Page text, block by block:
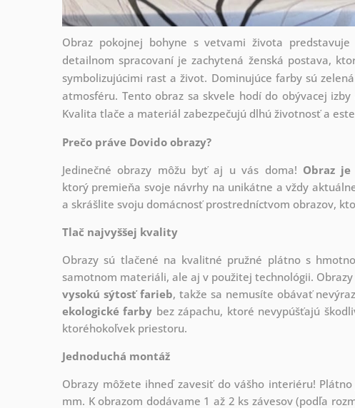
Obraz pokojnej bohyne s vetvami života
detailnom spracovaní je zachytená ženská postava,
symbolizujúcimi rast a život. Dominujúce farby sú
atmosféru. Tento obraz sa skvele hodí do obývacej
Kvalita tlače a materiál zabezpečujú dlhú životnosť a
Prečo práve Dovido obrazy?
Jedinečné obrazy môžu byť aj u vás doma! Obraz
ktorý premieňa svoje návrhy na unikátne a vždy
a skrášlite svoju domácnosť prostredníctvom obrazov,
Tlač najvyššej kvality
Obrazy sú tlačené na kvalitné pružné plátno s
samotnom materiáli, ale aj v použitej technológii.
vysokú sýtosť farieb, takže sa nemusíte obávať
ekologické farby bez zápachu, ktoré nevypúšťajú
ktoréhokoľvek priestoru.
Jednoduchá montáž
Obrazy môžete ihneď zavesiť do vášho interiéru!
mm. K obrazom dodávame 1 až 2 ks závesov (podľa